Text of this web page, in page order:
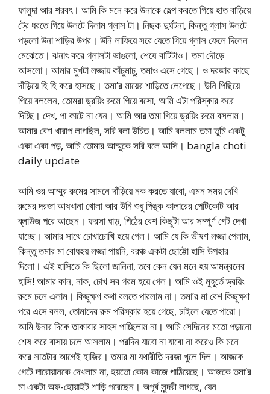
ফালুদা আর শরবৎ। আমি কি মনে করে উনাকে হেল্প করতে গিয়ে হাত বাড়িয়ে
ট্রে ধরতে গিয়ে উলটে দিলাম গ্লাস টা। নিছক দুর্ঘটনা, কিন্তু গ্লাস উলটে
পড়লো উনা শাড়ির উপর। উনি লাফিয়ে সরে যেতে গিয়ে গ্লাস ফেলে দিলেন
মেঝেতে। ঝনাৎ করে গ্লাসটা ভাঙলো, শেষে বাটিটাও। তমা দৌড়ে
আসলো। আমার মুখটা লজ্জায় কাঁচুমাচু, তমাও এসে গেছে। ও দরজার কাছে
দাঁড়িয়ে হি হি করে হাসছে। তমা’র মায়ের শাড়িতে লেগেছে। উনি পিছিয়ে
গিয়ে বললেন, তোমরা ড্রয়িং রুমে গিয়ে বসো, আমি এটা পরিস্কার করে
দিচ্ছি। দেখ, পা কাটে না যেন। আমি আর তমা গিয়ে ড্রয়িং রুমে বসলাম।
আমার বেশ খারাপ লাগছিল, সরি বলা উচিত। আমি বললাম তমা তুমি একটু
একা একা পড়, আমি তোমার আম্মুকে সরি বলে আসি। bangla choti
daily update
আমি ওর আম্মুর রুমের সামনে দাঁড়িয়ে নক করতে যাবো, এমন সময় দেখি
রুমের দরজা আধখানা খোলা আর উনি শুধু পিঙ্ক কালারের পেটিকোট আর
ব্লাউজ পরে আছেন। ফরসা ঘাড়, পিঠের বেশ কিছুটা আর সম্পুর্ণ পেট দেখা
যাচ্ছে। আমার সাথে চোখাচোখি হয়ে গেল। আমি যে কি ভীষণ লজ্জা পেলাম,
কিন্তু তমার মা বোধহয় লজ্জা পায়নি, বরঞ্চ একটা ছোট্টো হাসি উপহার
দিলো। এই হাসিতে কি ছিলো জানিনা, তবে কেন যেন মনে হয় আমন্ত্রনের
হাসি! আমার কান, নাক, চোখ সব গরম হয়ে গেল। আমি ওই মুহূর্তে ড্রয়িং
রুমে চলে এলাম। কিছুক্ষণ কথা বলতে পারলাম না। তমা’র মা বেশ কিছুক্ষণ
পরে এসে বলল, তোমাদের রুম পরিস্কার হয়ে গেছে, চাইলে যেতে পারো।
আমি উনার দিকে তাকাবার সাহস পাচ্ছিলাম না। আমি সেদিনের মতো পড়ানো
শেষ করে বাসায় চলে আসলাম। পরদিন যাবো না যাবো না করেও কি মনে
করে সাতটার আগেই হাজির। তমার মা যথারীতি দরজা খুলে দিল। আজকে
গেটে দারোয়ানকে দেখলাম না, হয়তো কোন কাজে পাঠিয়েছে। আজকে তমা’র
মা একটা অফ-হোয়াইট শাড়ি পরেছেন। অপূর্ব সুন্দরী লাগছে, যেন